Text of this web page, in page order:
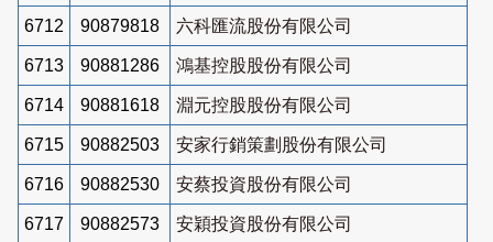
6712 90879818 六科匯流股份有限公司
6713 90881286 鴻基控股股份有限公司
6714 90881618 淵元控股股份有限公司
6715 90882503 安家行銷策劃股份有限公司
6716 90882530 安蔡投資股份有限公司
6717 90882573 安穎投資股份有限公司